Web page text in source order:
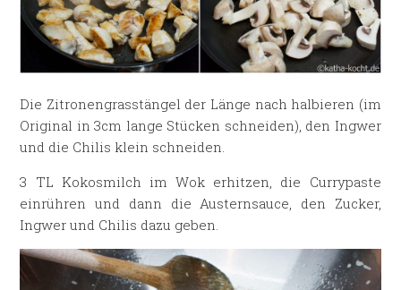
Die Zitronengrasstängel der Länge nach halbieren (im
Original in 3cm lange Stücken schneiden), den Ingwer
und die Chilis klein schneiden.
3 TL Kokosmilch im Wok erhitzen, die Currypaste
einrühren und dann die Austernsauce, den Zucker,
Ingwer und Chilis dazu geben.